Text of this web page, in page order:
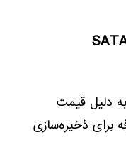
قیمت پایین‌تر: هاردهای SATA به دلیل قیمت
برای ذخیره‌سازی